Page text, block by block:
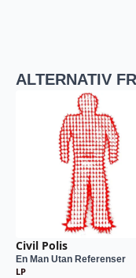
ALTERNATIV
Civil Polis
En Man Utan Referenser
LP